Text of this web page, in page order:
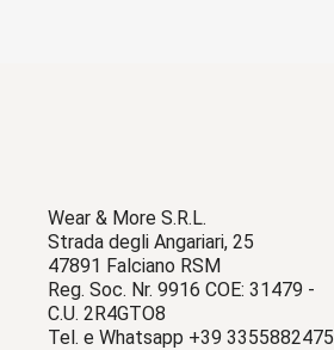
Wear & More S.R.L.
Strada degli Angariari, 25
47891 Falciano RSM
Reg. Soc. Nr. 9916 COE: 31479 -
C.U. 2R4GTO8
Tel. e Whatsapp +39 3355882475